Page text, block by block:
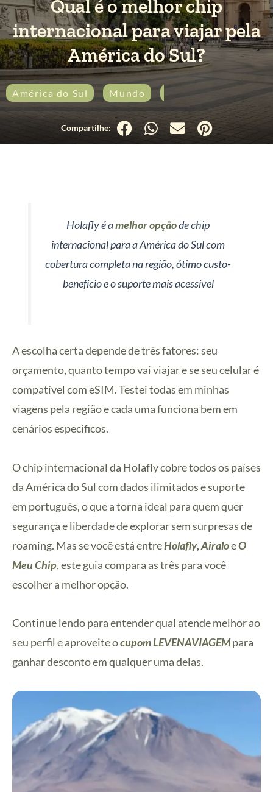
Qual é o melhor chip
internacional para viajar pela
América do Sul?
América do Sul Mundo
Holafly é amelhor opçãode chip
internacional para a América do Sul com
cobertura completa na região, ótimo custo-
benefício e o suporte mais acessível
A escolha certa depende de três fatores: seu
orçamento, quanto tempo vai viajar e se seu celular é
compatível com eSIM. Testei todas em minhas
viagens pela região e cada uma funciona bem em
cenários específicos.
O chip internacional da Holafly cobre todos os países
da América do Sul com dados ilimitados e suporte
em português, o que a torna ideal para quem quer
segurança e liberdade de explorar sem surpresas de
roaming. Mas se você está entreHolafly,AiraloeO
Meu Chip, este guia compara as três para você
escolher a melhor opção.
Continue lendo para entender qual atende melhor ao
seu perfil e aproveite ocupom LEVENAVIAGEMpara
ganhar desconto em qualquer uma delas.